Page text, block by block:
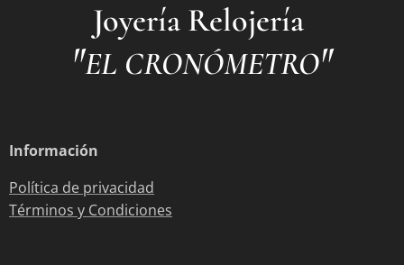
Joyería Relojería
"EL CRONÓMETRO"
Información
Política de privacidad
Términos y Condiciones